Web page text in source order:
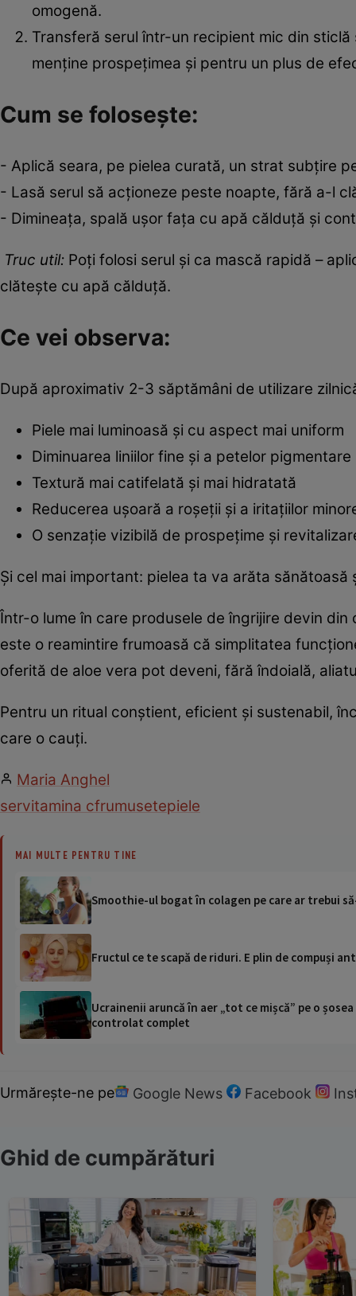
omogenă.
Transferă serul într-un recipient mic din
menține prospețimea și pentru un plus de
Cum se folosește:
- Aplică seara, pe pielea curată, un strat subțire
- Lasă serul să acționeze peste noapte, fără a-l
- Dimineața, spală ușor fața cu apă călduță și
Truc util: Poți folosi serul și ca mască rapidă –
clătește cu apă călduță.
Ce vei observa:
După aproximativ 2-3 săptămâni de utilizare
Piele mai luminoasă și cu aspect mai uniform
Diminuarea liniilor fine și a petelor pigmentare
Textură mai catifelată și mai hidratată
Reducerea ușoară a roșeții și a iritațiilor
O senzație vizibilă de prospețime și
Și cel mai important: pielea ta va arăta
Într-o lume în care produsele de îngrijire devin
este o reamintire frumoasă că simplitatea
oferită de aloe vera pot deveni, fără îndoială,
Pentru un ritual conștient, eficient și sustenabil,
care o cauți.
Maria Anghel
servitamina cfrumusetepiele
MAI MULTE PENTRU TINE
Smoothie-ul bogat în colagen pe care ar trebui
Fructul ce te scapă de riduri. E plin de compuși
Ucrainenii aruncă în aer „tot ce mișcă” pe o
controlat complet
Urmărește-ne pe Google News Facebook
Ghid de cumpărături